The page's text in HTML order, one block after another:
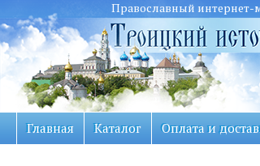
Православный интернет-
Главная Каталог Оплата и